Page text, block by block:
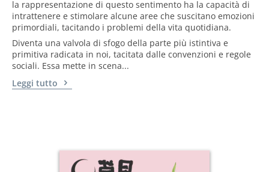
la rappresentazione di questo sentimento ha la capacità di
intrattenere e stimolare alcune aree che suscitano emozioni
primordiali, tacitando i problemi della vita quotidiana.
Diventa una valvola di sfogo della parte più istintiva e
primitiva radicata in noi, tacitata dalle convenzioni e regole
sociali. Essa mette in scena...
Leggi tutto